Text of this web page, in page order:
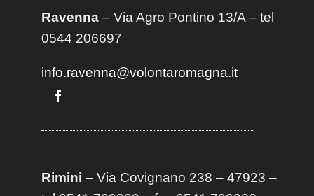
Ravenna– Via Agro Pontino 13/A– tel
0544 206697
info.ravenna@volontaromagna.it
Rimini – Via Covignano 238 – 47923 –